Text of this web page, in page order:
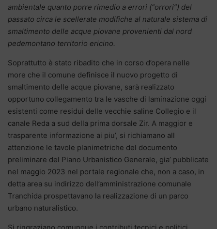
ambientale quanto porre rimedio a errori (“orrori”) del
passato circa le scellerate modifiche al naturale sistema di
smaltimento delle acque piovane provenienti dal nord
pedemontano territorio ericino.
Soprattutto è stato ribadito che in corso d’opera nelle
more che il comune definisce il nuovo progetto di
smaltimento delle acque piovane, sarà realizzato
opportuno collegamento tra le vasche di laminazione oggi
esistenti come residui delle vecchie saline Collegio e il
canale Reda a sud della prima dorsale Zir. A maggior e
trasparente informazione ai piu’, si richiamano all
attenzione le tavole planimetriche del documento
preliminare del Piano Urbanistico Generale, gia’ pubblicate
nel maggio 2023 nel portale regionale che, non a caso, in
detta area su indirizzo dell’amministrazione comunale
Tranchida prospettavano la realizzazione di un parco
urbano naturalistico.